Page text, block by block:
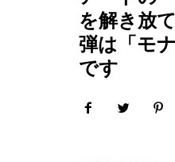
を解き放
弾は「モ
です